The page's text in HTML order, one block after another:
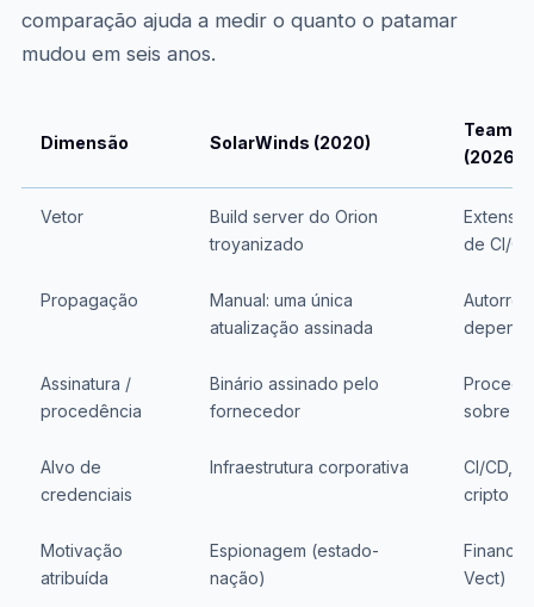
comparação ajuda a medir o quanto o patamar
mudou em seis anos.
Dimensão SolarWinds (2020)
(2026)
Vetor
Build server do Orion
troyanizado
de CI/CD
Propagação
Manual: uma única
atualização assinada
Assinatura /
procedência
Binário assinado pelo
fornecedor
sobre
Alvo de
credenciais
Infraestrutura corporativa
CI/CD,
cripto
Motivação
atribuída
Espionagem (estado-
nação)
Vect)